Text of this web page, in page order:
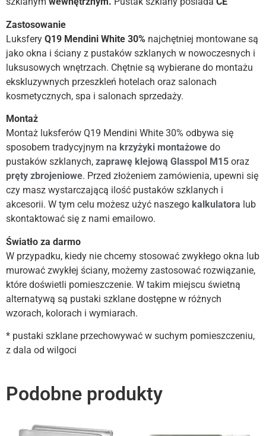
Zastosowanie
Luksfery Q19 Mendini White 30% najchętniej montowane są
jako okna i ściany z pustaków szklanych w nowoczesnych i
luksusowych wnętrzach. Chętnie są wybierane do montażu
ekskluzywnych przeszkleń hotelach oraz salonach
kosmetycznych, spa i salonach sprzedaży.
Montaż
Montaż luksferów Q19 Mendini White 30% odbywa się
sposobem tradycyjnym na krzyżyki montażowe do
pustaków szklanych, zaprawę klejową Glasspol M15 oraz
pręty zbrojeniowe. Przed złożeniem zamówienia, upewni się
czy masz wystarczającą ilość pustaków szklanych i
akcesorii. W tym celu możesz użyć naszego kalkulatora lub
skontaktować się z nami emailowo.
Światło za darmo
W przypadku, kiedy nie chcemy stosować zwykłego okna lub
murować zwykłej ściany, możemy zastosować rozwiązanie,
które doświetli pomieszczenie. W takim miejscu świetną
alternatywą są pustaki szklane dostępne w różnych
wzorach, kolorach i wymiarach.
* pustaki szklane przechowywać w suchym pomieszczeniu,
z dala od wilgoci
Podobne produkty